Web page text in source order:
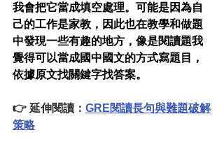
我會把它當成填空處理。可能是因為自
己的工作是家教，因此也在教學和做題
中發現一些有趣的地方，像是閱讀題我
覺得可以當成國中國文的方式寫題目，
依據原文找關鍵字找答案。
👉 延伸閱讀： GRE閱讀長句與難題破解
策略